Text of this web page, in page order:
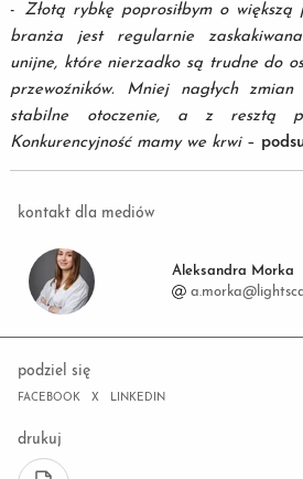
- Złotą rybkę poprosiłbym o większą
branża jest regularnie
unijne, które nierzadko są trudne do
przewoźników. Mniej nagłych
stabilne otoczenie, a z resztą
Konkurencyjność mamy we krwi–
kontakt dla mediów
Aleksandra Morka
podziel się
FACEBOOK X LINKEDIN
drukuj